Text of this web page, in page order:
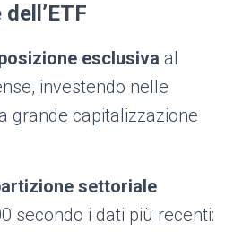
esclusiva al
investendo nelle
grande capitalizzazione
settoriale
secondo i dati più recenti: